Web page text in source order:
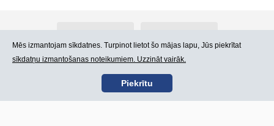
Kontakti Lietošanas noteikumi
Mēs izmantojam sīkdatnes. Turpinot lietot šo mājas lapu, Jūs piekrītat
sīkdatņu izmantošanas noteikumiem. Uzzināt vairāk.
Piekrītu